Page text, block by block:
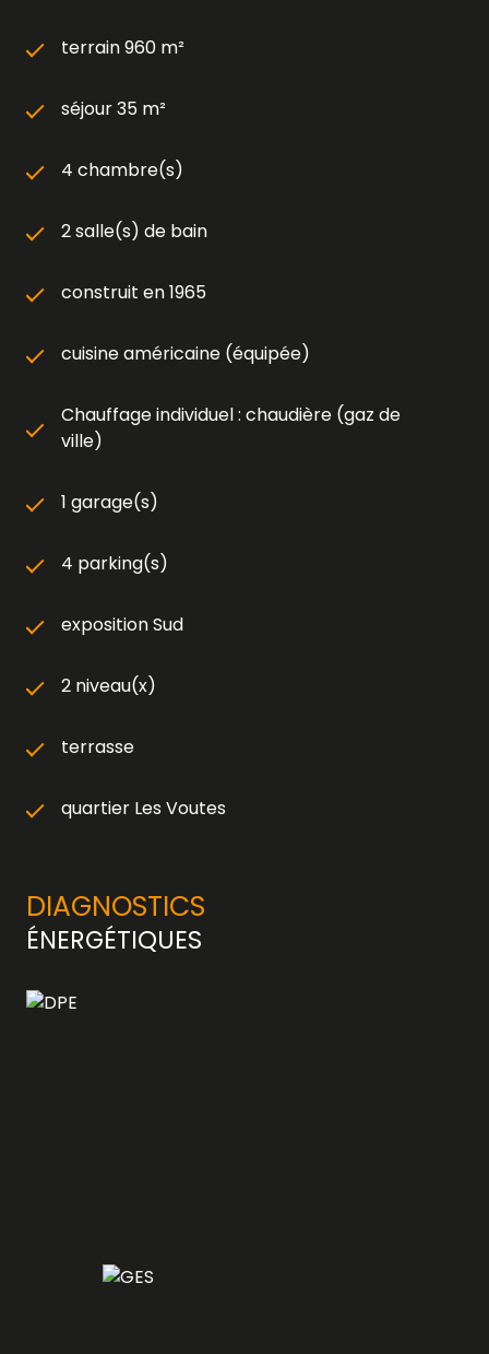
terrain 960 m²
séjour 35 m²
4 chambre(s)
2 salle(s) de bain
construit en 1965
cuisine américaine (équipée)
Chauffage individuel : chaudière (gaz de
ville)
1 garage(s)
4 parking(s)
exposition Sud
2 niveau(x)
terrasse
quartier Les Voutes
DIAGNOSTICS
ÉNERGÉTIQUES